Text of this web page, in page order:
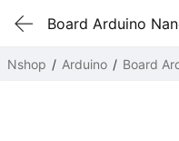
Board Arduino
Nshop Arduino Board